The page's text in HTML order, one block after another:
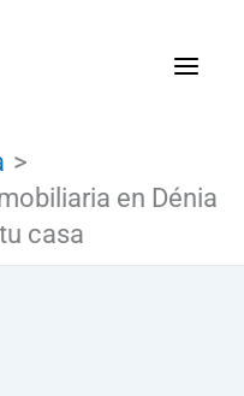
en Dénia
casa